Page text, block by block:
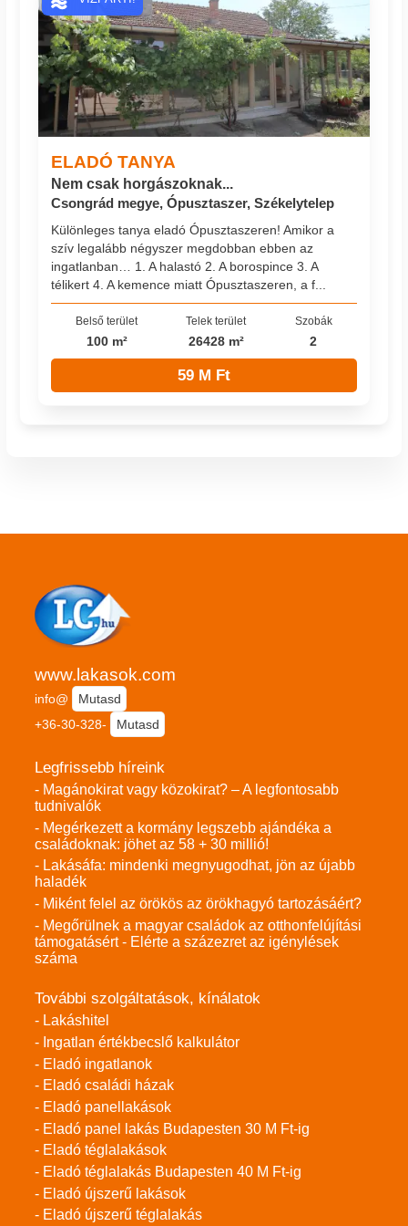
ELADÓ TANYA
Nem csak horgászoknak...
Csongrád megye, Ópusztaszer, Székelytelep
Különleges tanya eladó Ópusztaszeren! Amikor a
szív legalább négyszer megdobban ebben az
ingatlanban… 1. A halastó 2. A borospince 3. A
télikert 4. A kemence miatt Ópusztaszeren, a f...
Belső terület
100 m²
Telek terület
26428 m²
Szobák
2
59 M Ft
www.lakasok.com
info@
Mutasd
+36-30-328-
Mutasd
Legfrissebb híreink
- Magánokirat vagy közokirat? – A legfontosabb
tudnivalók
- Megérkezett a kormány legszebb ajándéka a
családoknak: jöhet az 58 + 30 millió!
- Lakásáfa: mindenki megnyugodhat, jön az újabb
haladék
- Miként felel az örökös az örökhagyó tartozásáért?
- Megőrülnek a magyar családok az otthonfelújítási
támogatásért - Elérte a százezret az igénylések
száma
További szolgáltatások, kínálatok
- Lakáshitel
- Ingatlan értékbecslő kalkulátor
- Eladó ingatlanok
- Eladó családi házak
- Eladó panellakások
- Eladó panel lakás Budapesten 30 M Ft-ig
- Eladó téglalakások
- Eladó téglalakás Budapesten 40 M Ft-ig
- Eladó újszerű lakások
- Eladó újszerű téglalakás